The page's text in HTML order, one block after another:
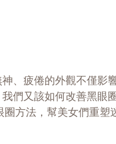
、疲倦的外觀不僅影
們又該如何改善黑眼
方法，幫美女們重塑